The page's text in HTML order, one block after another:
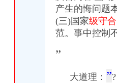
产生的悔问题
(三)国家级守
范。事中控制
”
大道理： ”